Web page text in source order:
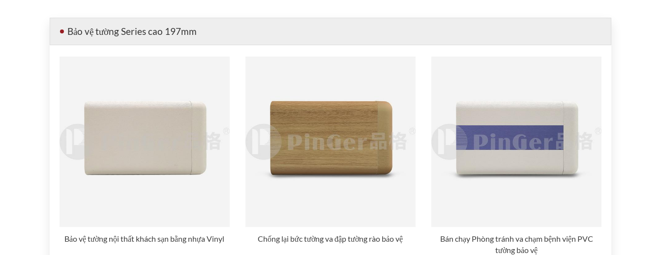
Bảo vệ tường Series cao 197mm
Bảo vệ tường nội thất khách sạn bằng nhựa Vinyl Chống lại bức tường va đập tường rào bảo vệ
Bán chạy Phòng tránh va chạm bệnh viện PVC
tường bảo vệ